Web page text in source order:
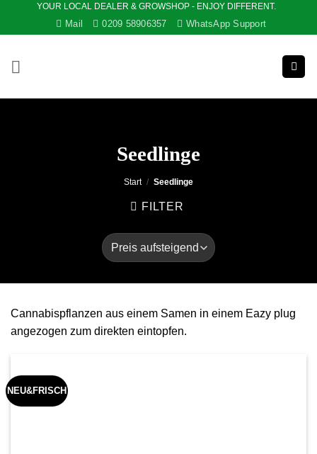
YOUR LOCAL DEALER & GROWSHOP - ENJOY DIFFERENT.
Mail 0209 58906357 WhatsApp Support
Seedlinge
Start / Seedlinge
FILTER
Cannabispflanzen aus einem Samen in einem Eazy plug
angezogen zum direkten eintopfen.
NEU&FRISCH